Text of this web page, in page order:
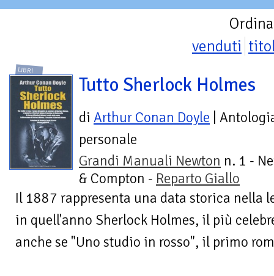
venduti
LIBRI
Tutto Sherlock Holmes
di Arthur Conan Doyle |
personale
Grandi Manuali Newton n. 1 -
& Compton - Reparto Giallo
Il 1887 rappresenta una data storica nella
in quell'anno Sherlock Holmes, il più
anche se "Uno studio in rosso", il primo